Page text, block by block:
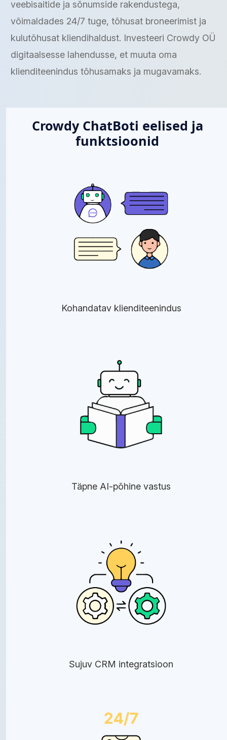
veebisaitide ja sõnumside rakendustega,
võimaldades 24/7 tuge, tõhusat broneerimist ja
kulutõhusat kliendihaldust. Investeeri Crowdy OÜ
digitaalsesse lahendusse, et muuta oma
klienditeenindus tõhusamaks ja mugavamaks.
Crowdy ChatBoti eelised ja
funktsioonid
Kohandatav klienditeenindus
Täpne AI-põhine vastus
Sujuv CRM integratsioon